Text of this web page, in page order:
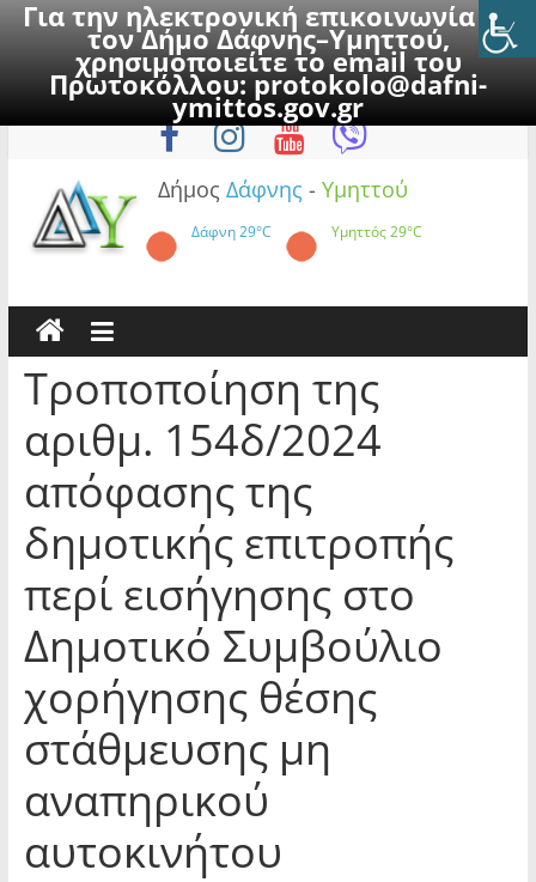
Για την ηλεκτρονική επικοινωνία με
τον Δήμο Δάφνης–Υμηττού,
χρησιμοποιείτε το email του
Πρωτοκόλλου:protokolo@dafni-
ymittos.gov.gr
to
Κυριακή, 9 Αυγούστου 2026
Δήμος Δάφνης - Υμηττού
Δάφνη29°C Υμηττός29°C
Τροποποίηση της
αριθμ. 154δ/2024
απόφασης της
δημοτικής επιτροπής
περί εισήγησης στο
Δημοτικό Συμβούλιο
χορήγησης θέσης
στάθμευσης μη
αναπηρικού
αυτοκινήτου